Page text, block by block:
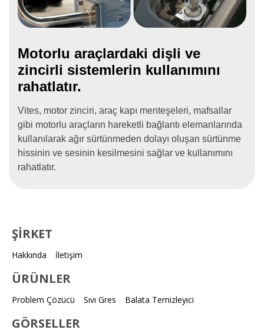
Motorlu araçlardaki dişli ve
zincirli sistemlerin kullanımını
rahatlatır.
Vites, motor zinciri, araç kapı menteşeleri, mafsallar
gibi motorlu araçların hareketli bağlantı elemanlarında
kullanılarak ağır sürtünmeden dolayı oluşan sürtünme
hissinin ve sesinin kesilmesini sağlar ve kullanımını
rahatlatır.
ŞİRKET
Hakkında İletişim
ÜRÜNLER
Problem Çözücü Sıvı Gres Balata Temizleyici
GÖRSELLER